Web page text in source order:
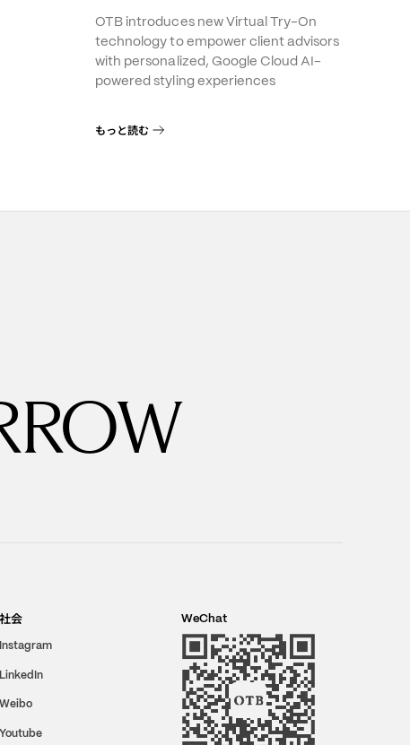
OTB introduces new Virtual Try-On
technology to empower client advisors
with personalized, Google Cloud AI-
powered styling experiences
もっと読む
社会
Instagram
LinkedIn
Weibo
Youtube
WeChat